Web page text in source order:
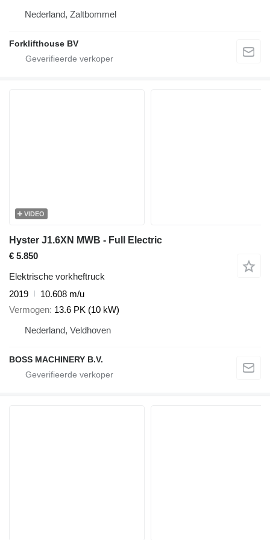
Nederland, Zaltbommel
Forklifthouse BV
VIDEO
Hyster J1.6XN MWB - Full Electric
€ 5.850
Elektrische vorkheftruck
2019
10.608 m/u
Vermogen 13.6 PK (10 kW)
Nederland, Veldhoven
BOSS MACHINERY B.V.